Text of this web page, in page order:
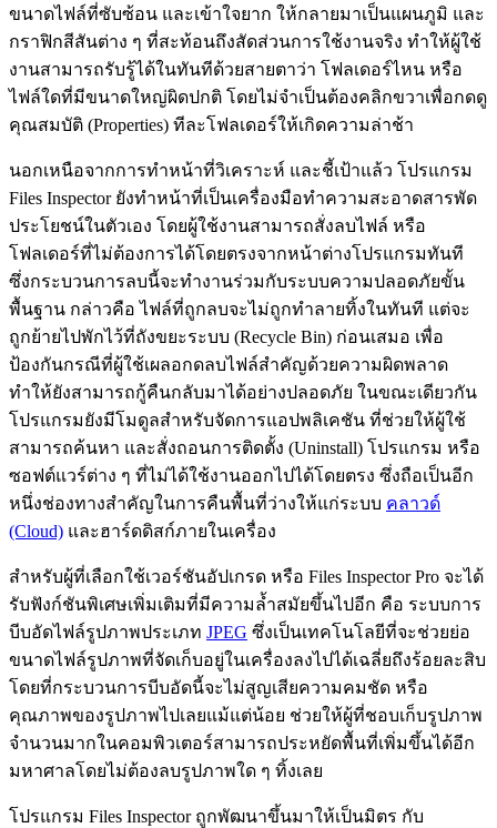
ขนาดไฟล์ที่ซับซ้อน และเข้าใจยาก ให้กลายมาเป็นแผนภูมิ และ
กราฟิกสีสันต่าง ๆ ที่สะท้อนถึงสัดส่วนการใช้งานจริง ทำให้ผู้ใช้
งานสามารถรับรู้ได้ในทันทีด้วยสายตาว่า โฟลเดอร์ไหน หรือ
ไฟล์ใดที่มีขนาดใหญ่ผิดปกติ โดยไม่จำเป็นต้องคลิกขวาเพื่อกดดู
คุณสมบัติ (Properties) ทีละโฟลเดอร์ให้เกิดความล่าช้า
นอกเหนือจากการทำหน้าที่วิเคราะห์ และชี้เป้าแล้ว โปรแกรม
Files Inspector ยังทำหน้าที่เป็นเครื่องมือทำความสะอาดสารพัด
ประโยชน์ในตัวเอง โดยผู้ใช้งานสามารถสั่งลบไฟล์ หรือ
โฟลเดอร์ที่ไม่ต้องการได้โดยตรงจากหน้าต่างโปรแกรมทันที
ซึ่งกระบวนการลบนี้จะทำงานร่วมกับระบบความปลอดภัยขั้น
พื้นฐาน กล่าวคือ ไฟล์ที่ถูกลบจะไม่ถูกทำลายทิ้งในทันที แต่จะ
ถูกย้ายไปพักไว้ที่ถังขยะระบบ (Recycle Bin) ก่อนเสมอ เพื่อ
ป้องกันกรณีที่ผู้ใช้เผลอกดลบไฟล์สำคัญด้วยความผิดพลาด
ทำให้ยังสามารถกู้คืนกลับมาได้อย่างปลอดภัย ในขณะเดียวกัน
โปรแกรมยังมีโมดูลสำหรับจัดการแอปพลิเคชัน ที่ช่วยให้ผู้ใช้
สามารถค้นหา และสั่งถอนการติดตั้ง (Uninstall) โปรแกรม หรือ
ซอฟต์แวร์ต่าง ๆ ที่ไม่ได้ใช้งานออกไปได้โดยตรง ซึ่งถือเป็นอีก
หนึ่งช่องทางสำคัญในการคืนพื้นที่ว่างให้แก่ระบบ คลาวด์
(Cloud) และฮาร์ดดิสก์ภายในเครื่อง
สำหรับผู้ที่เลือกใช้เวอร์ชันอัปเกรด หรือ Files Inspector Pro จะได้
รับฟังก์ชันพิเศษเพิ่มเติมที่มีความล้ำสมัยขึ้นไปอีก คือ ระบบการ
บีบอัดไฟล์รูปภาพประเภท JPEG ซึ่งเป็นเทคโนโลยีที่จะช่วยย่อ
ขนาดไฟล์รูปภาพที่จัดเก็บอยู่ในเครื่องลงไปได้เฉลี่ยถึงร้อยละสิบ
โดยที่กระบวนการบีบอัดนี้จะไม่สูญเสียความคมชัด หรือ
คุณภาพของรูปภาพไปเลยแม้แต่น้อย ช่วยให้ผู้ที่ชอบเก็บรูปภาพ
จำนวนมากในคอมพิวเตอร์สามารถประหยัดพื้นที่เพิ่มขึ้นได้อีก
มหาศาลโดยไม่ต้องลบรูปภาพใด ๆ ทิ้งเลย
โปรแกรม Files Inspector ถูกพัฒนาขึ้นมาให้เป็นมิตร กับ